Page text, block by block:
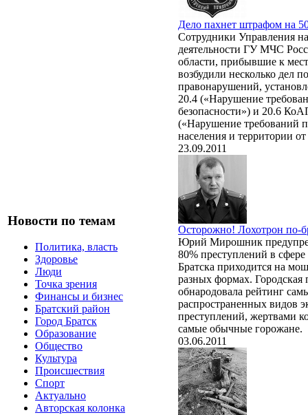
Новости по темам
Политика, власть
Здоровье
Люди
Точка зрения
Финансы и бизнес
Братский район
Город Братск
Образование
Общество
Культура
Происшествия
Спорт
Актуально
Авторская колонка
Дело пахнет штрафом на
Сотрудники Управления
деятельности ГУ МЧС
области, прибывшие к
возбудили несколько дел
правонарушений,
20.4 («Нарушение
безопасности») и 20.6
(«Нарушение требований
населения и территории
23.09.2011
Осторожно! Лохотрон по-
Юрий Мирошник
80% преступлений в
Братска приходится на
разных формах. Городская
обнародовала рейтинг
распространенных видов
преступлений, жертвами
самые обычные горожане.
03.06.2011